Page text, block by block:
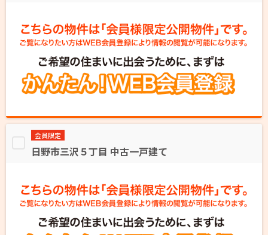
会員限定
日野市三沢５丁目 中古一戸建て